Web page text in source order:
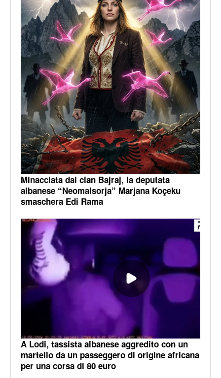
Minacciata dal clan Bajraj, la deputata
albanese “Neomalsorja” Marjana Koçeku
smaschera Edi Rama
A Lodi, tassista albanese aggredito con un
martello da un passeggero di origine africana
per una corsa di 80 euro